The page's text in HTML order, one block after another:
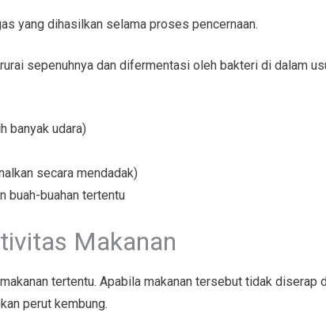
yang dihasilkan selama proses pencernaan.
sepenuhnya dan difermentasi oleh bakteri di dalam
banyak udara)
secara mendadak)
buah-buahan tertentu
Makanan
tertentu. Apabila makanan tersebut tidak diserap
perut kembung.